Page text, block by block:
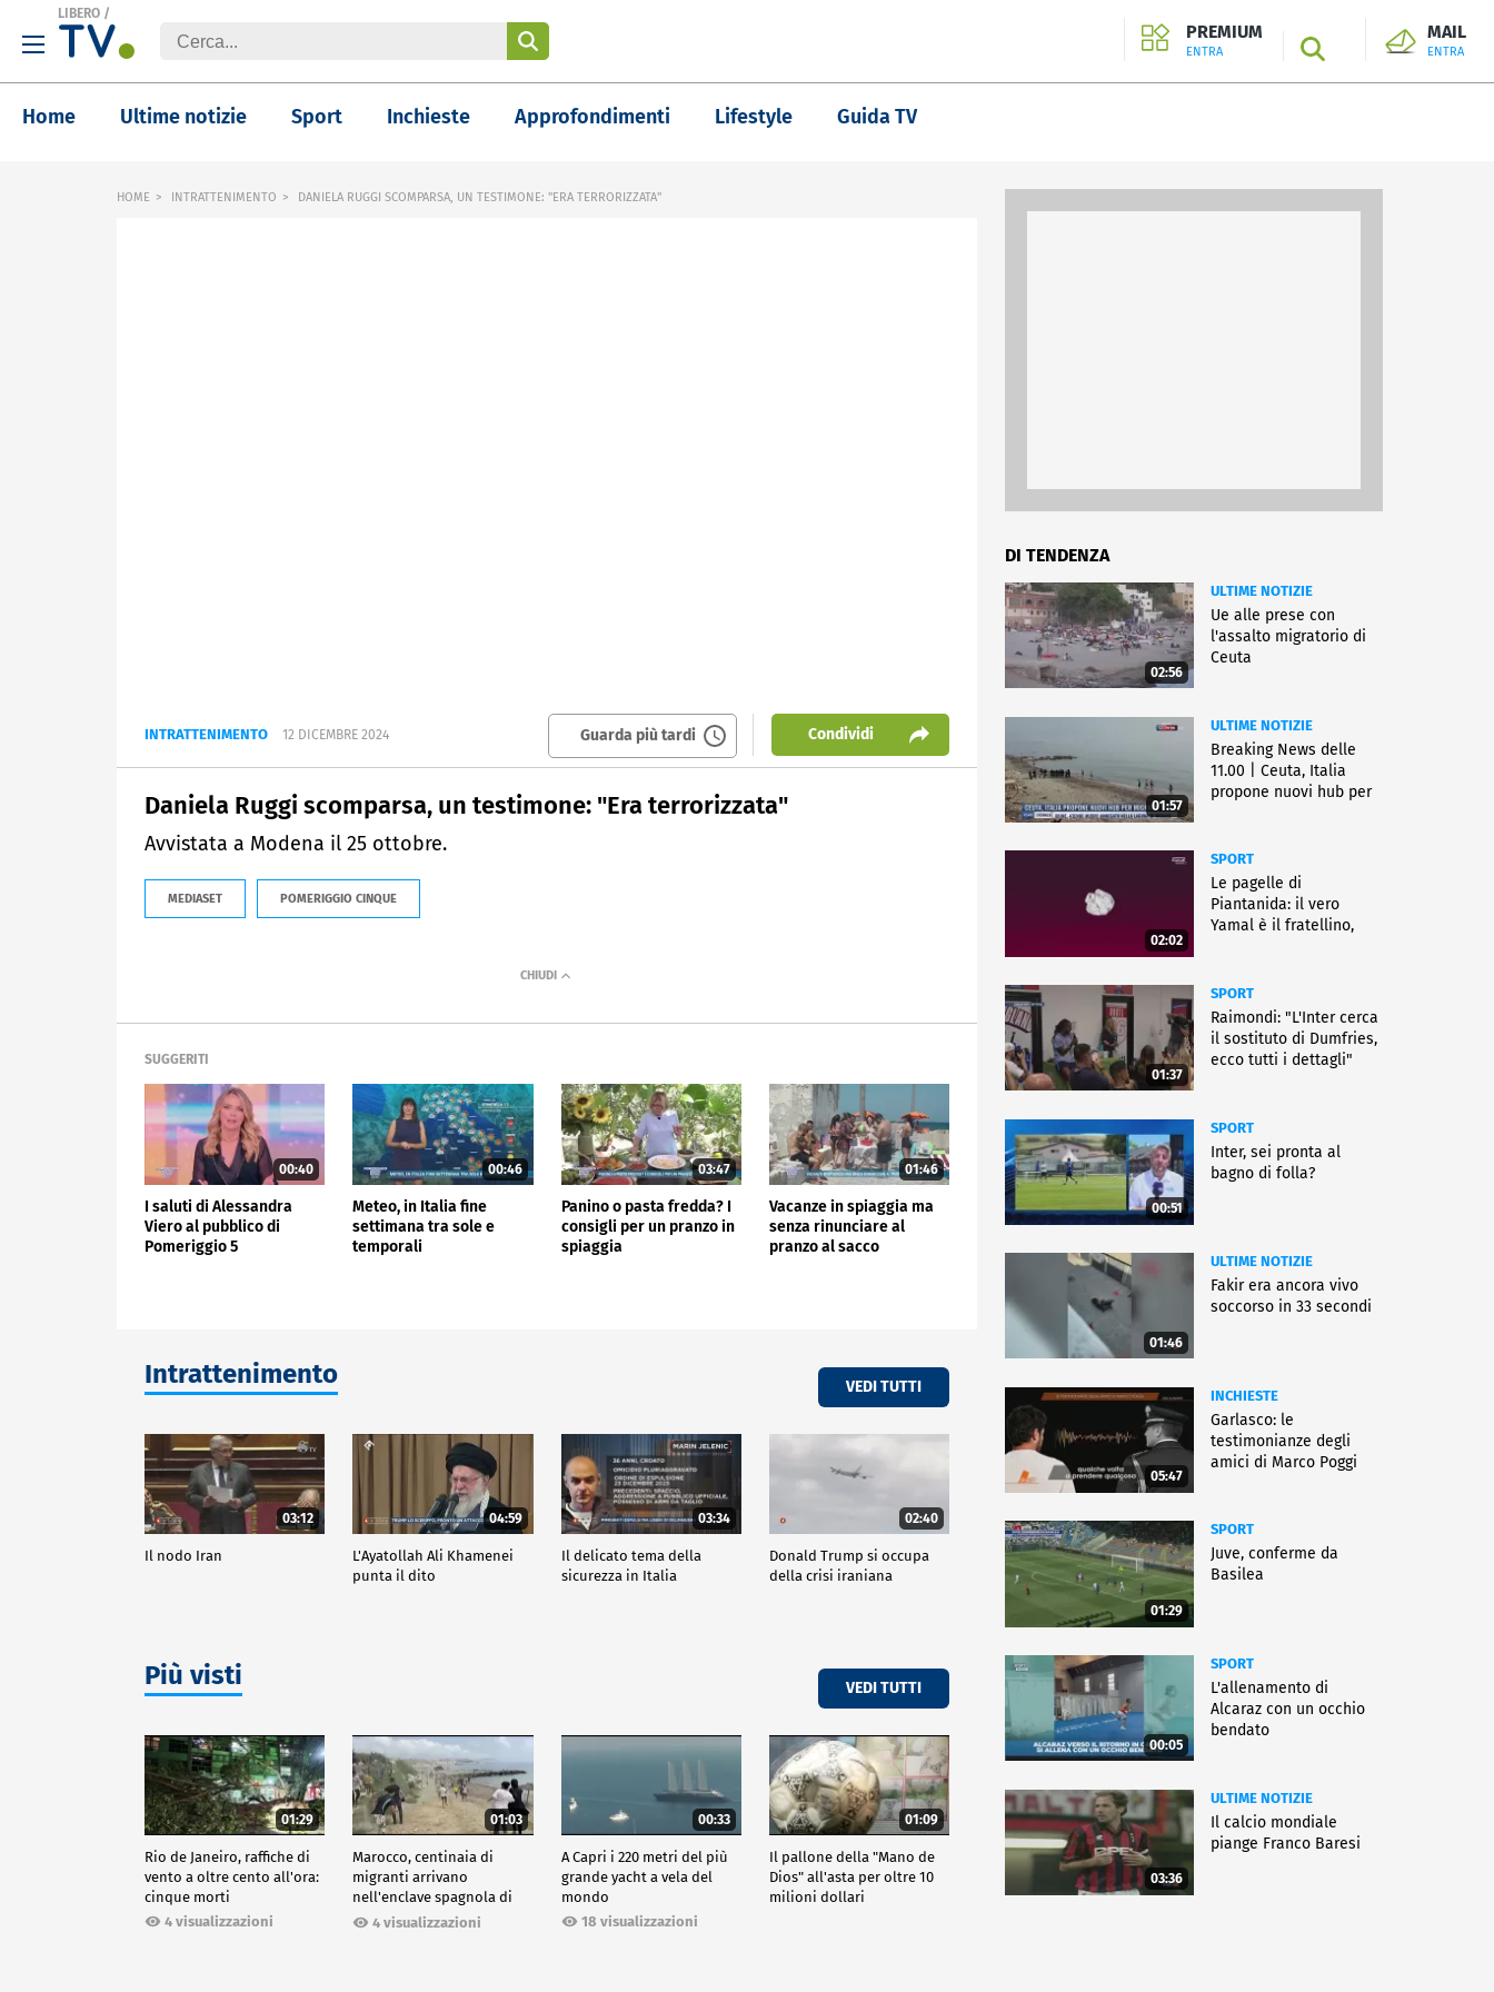
LIBERO /
PREMIUM
ENTRA SEARCH
MAIL
ENTRA
Home Ultime notizie Sport Inchieste Approfondimenti Lifestyle Guida TV
HOME INTRATTENIMENTO DANIELA RUGGI SCOMPARSA, UN TESTIMONE: "ERA TERRORIZZATA"
INTRATTENIMENTO 12 DICEMBRE 2024 Guarda più tardi Condividi
Daniela Ruggi scomparsa, un testimone: "Era terrorizzata"
Avvistata a Modena il 25 ottobre.
MEDIASET POMERIGGIO CINQUE
SUGGERITI
00:40
I saluti di Alessandra
Viero al pubblico di
Pomeriggio 5
00:46
Meteo, in Italia fine
settimana tra sole e
temporali
03:47
Panino o pasta fredda? I
consigli per un pranzo in
spiaggia
01:46
Vacanze in spiaggia ma
senza rinunciare al
pranzo al sacco
Intrattenimento VEDI TUTTI
03:12
Il nodo Iran
04:59
L'Ayatollah Ali Khamenei
punta il dito
03:34
Il delicato tema della
sicurezza in Italia
02:40
Donald Trump si occupa
della crisi iraniana
Più visti VEDI TUTTI
01:29
Rio de Janeiro, raffiche di
vento a oltre cento all'ora:
cinque morti
4 visualizzazioni
01:03
Marocco, centinaia di
migranti arrivano
nell'enclave spagnola di
Ceuta4 visualizzazioni
00:33
A Capri i 220 metri del più
grande yacht a vela del
mondo
18 visualizzazioni
01:09
Il pallone della "Mano de
Dios" all'asta per oltre 10
milioni dollari
DI TENDENZA
02:56
ULTIME NOTIZIE
Ue alle prese con
l'assalto migratorio di
Ceuta
01:57
ULTIME NOTIZIE
Breaking News delle
11.00 | Ceuta, Italia
propone nuovi hub per
02:02
SPORT
Le pagelle di
Piantanida: il vero
Yamal è il fratellino,
01:37
SPORT
Raimondi: "L'Inter cerca
il sostituto di Dumfries,
ecco tutti i dettagli"
00:51
SPORT
Inter, sei pronta al
bagno di folla?
01:46
ULTIME NOTIZIE
Fakir era ancora vivo
soccorso in 33 secondi
05:47
INCHIESTE
Garlasco: le
testimonianze degli
amici di Marco Poggi
01:29
SPORT
Juve, conferme da
Basilea
00:05
SPORT
L'allenamento di
Alcaraz con un occhio
bendato
03:36
ULTIME NOTIZIE
Il calcio mondiale
piange Franco Baresi